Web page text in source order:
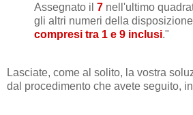
Assegnato il 7 nell'ultimo
gli altri numeri della
compresi tra 1 e 9 inclusi."
Lasciate, come al solito, la vostra
dal procedimento che avete seguito,